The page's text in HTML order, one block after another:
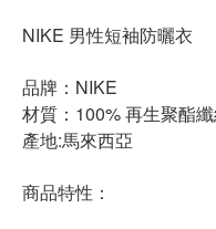
NIKE 男性短袖防曬衣
品牌：NIKE
材質：100% 再生聚酯
產地:馬來西亞
商品特性：